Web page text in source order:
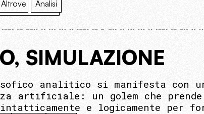
Altrove Analisi
SIMULAZIONE
analitico si manifesta con
artificiale: un golem che
e logicamente per